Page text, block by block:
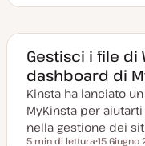
a
g
g
i
o
r
a
t
a
Gestisci i file di
dashboard di
Kinsta ha lanciato
MyKinsta per
nella gestione dei
5 min di lettura 15 Giugno